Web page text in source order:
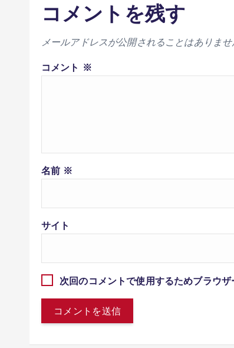
コメントを残す
メールアドレスが公開されることはありませ
コメント ※
名前 ※
サイト
次回のコメントで使用するためブラウ